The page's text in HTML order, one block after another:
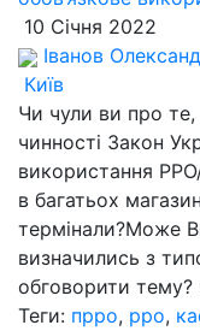
10 Січня 2022
Іванов
Київ
Чи чули ви про
чинності Закон
використання
в багатьох
термінали?Може
визначились з
обговорити тему?
Теги: прро, рро,